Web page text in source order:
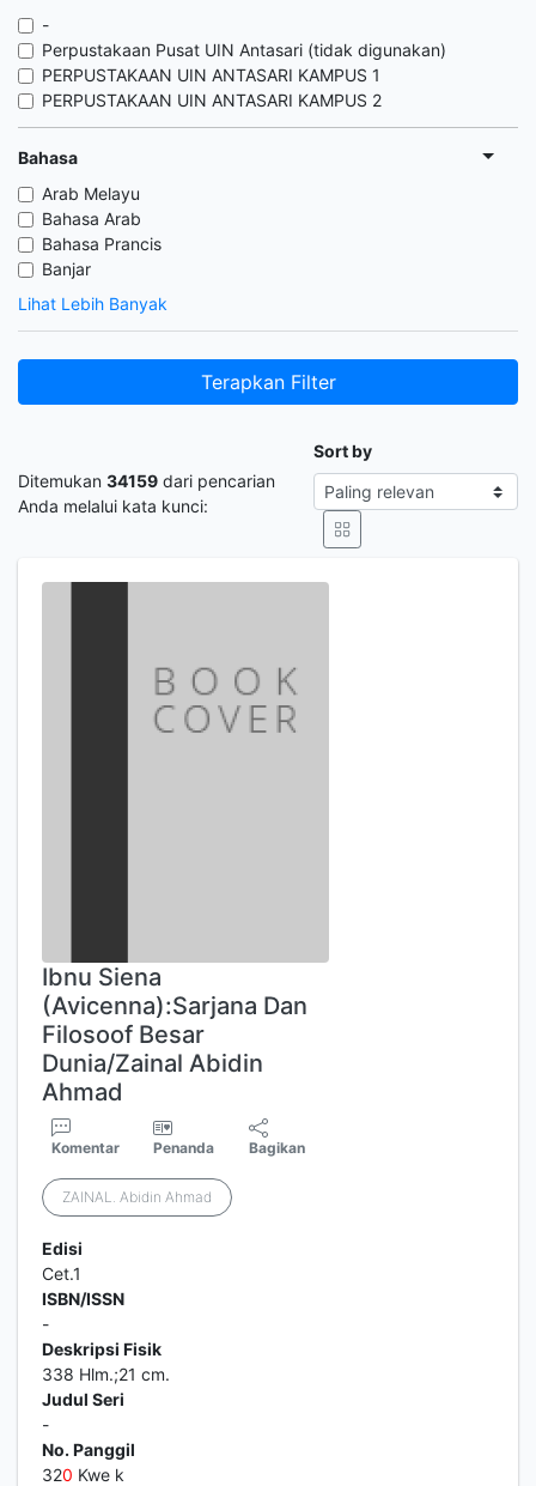
-
Perpustakaan Pusat UIN Antasari (tidak digunakan)
PERPUSTAKAAN UIN ANTASARI KAMPUS 1
PERPUSTAKAAN UIN ANTASARI KAMPUS 2
Bahasa
Arab Melayu
Bahasa Arab
Bahasa Prancis
Banjar
Lihat Lebih Banyak
Terapkan Filter
Ditemukan 34159 dari pencarian
Anda melalui kata kunci:
Sort by
Ibnu Siena
(Avicenna):Sarjana Dan
Filosoof Besar
Dunia/Zainal Abidin
Ahmad
Komentar Penanda Bagikan
ZAINAL. Abidin Ahmad
Edisi
Cet.1
ISBN/ISSN
-
Deskripsi Fisik
338 Hlm.;21 cm.
Judul Seri
-
No. Panggil
320 Kwe k